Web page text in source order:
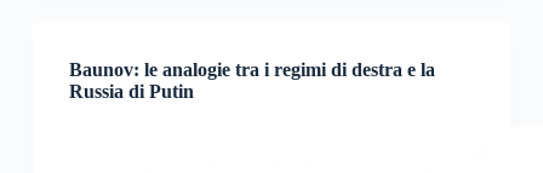
Baunov: le analogie tra i regimi di destra e la
Russia di Putin